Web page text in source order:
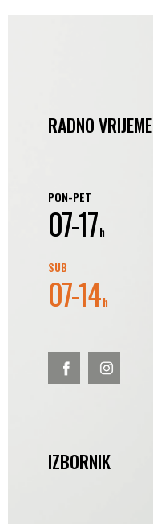
RADNO VRIJEME
PON-PET
07-17h
SUB
07-14h
IZBORNIK